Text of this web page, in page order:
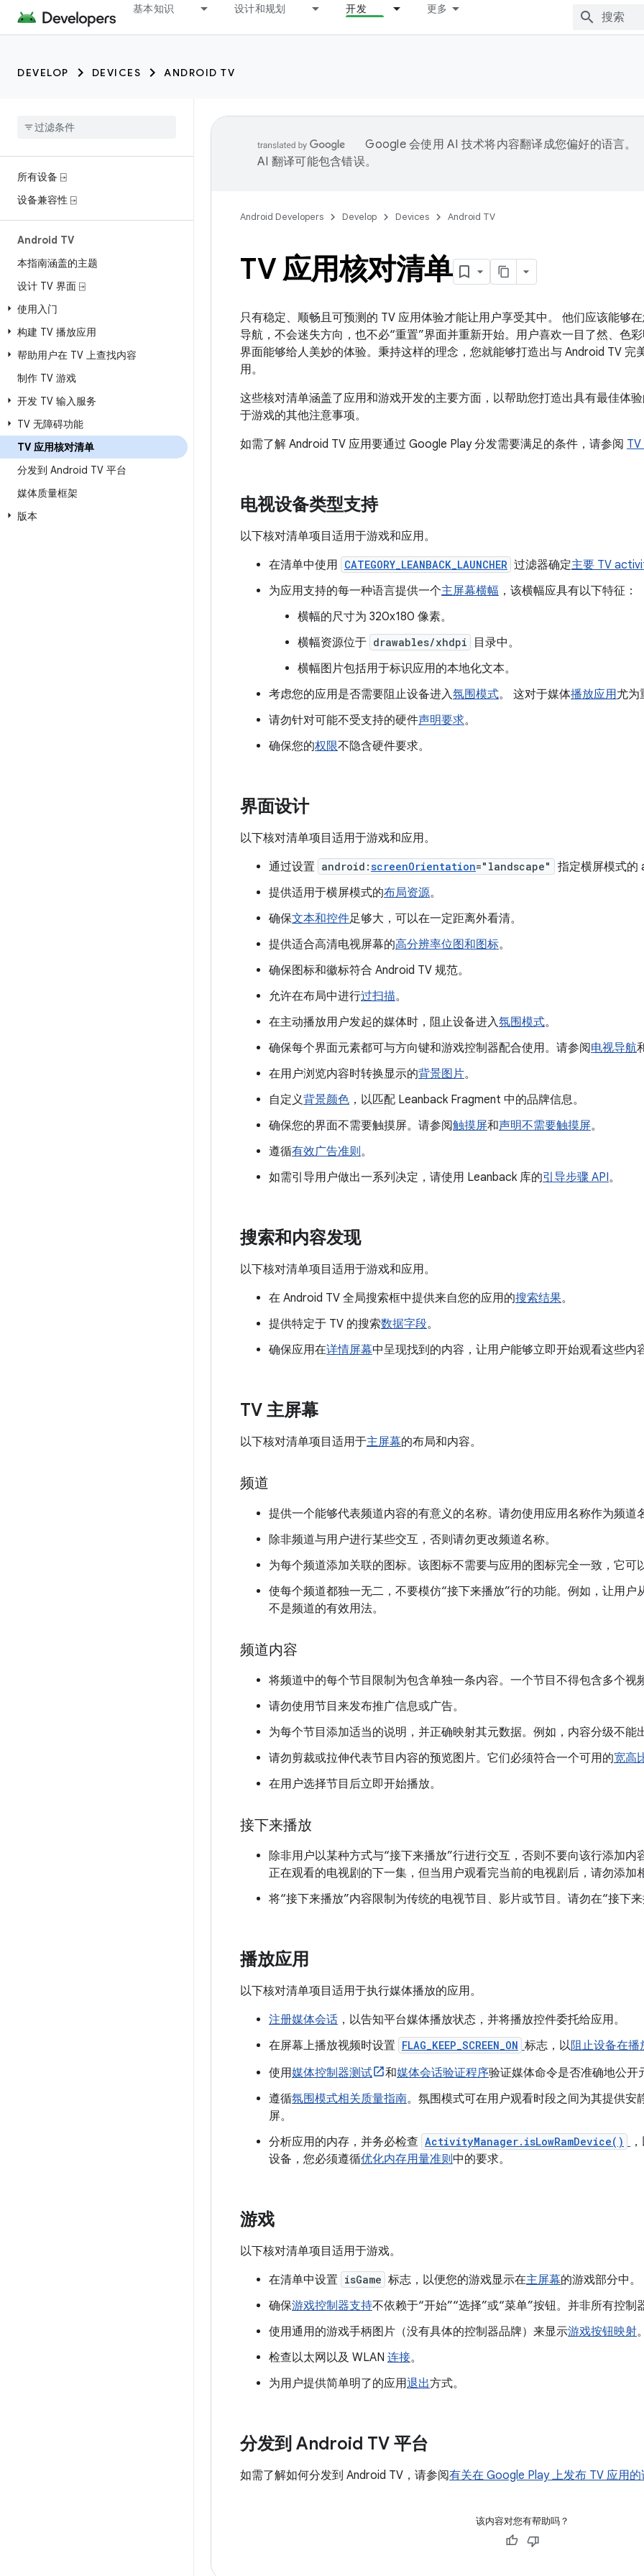
基本知识 设计和规划 开发 更多
DEVELOP DEVICES ANDROID TV
所有设备 ⍈
设备兼容性 ⍈
Android TV
本指南涵盖的主题
设计 TV 界面 ⍈
使用入门
构建 TV 播放应用
帮助用户在 TV 上查找内容
制作 TV 游戏
开发 TV 输入服务
TV 无障碍功能
TV 应用核对清单
分发到 Android TV 平台
媒体质量框架
版本
Google 会使用 AI 技术将内容翻译成您偏好的语言。
AI 翻译可能包含错误。
Android Developers Develop Devices Android TV
TV 应用核对清单
只有稳定、顺畅且可预测的 TV 应用体验才能让用户享受其中。 他们应该能够
导航，不会迷失方向，也不必“重置”界面并重新开始。用户喜欢一目了然、色
界面能够给人美妙的体验。秉持这样的理念，您就能够打造出与 Android TV 完
用。
这些核对清单涵盖了应用和游戏开发的主要方面，以帮助您打造出具有最佳体验
于游戏的其他注意事项。
如需了解 Android TV 应用要通过 Google Play 分发需要满足的条件，请参阅
电视设备类型支持
以下核对清单项目适用于游戏和应用。
在清单中使用 CATEGORY_LEANBACK_LAUNCHER 过滤器确定主要 TV
为应用支持的每一种语言提供一个主屏幕横幅 ，该横幅应具有以下特征：
横幅的尺寸为 320x180 像素。
横幅资源位于 drawables/xhdpi
目录中。
横幅图片包括用于标识应用的本地化文本。
考虑您的应用是否需要阻止设备进入氛围模式。 这对于媒体播放应用尤为
请勿针对可能不受支持的硬件声明要求。
确保您的权限不隐含硬件要求。
界面设计
以下核对清单项目适用于游戏和应用。
通过设置 android:screenOrientation="landscape"
指定横屏模式的
提供适用于横屏模式的布局资源。
确保文本和控件足够大，可以在一定距离外看清。
提供适合高清电视屏幕的高分辨率位图和图标。
确保图标和徽标符合 Android TV 规范。
允许在布局中进行过扫描。
在主动播放用户发起的媒体时，阻止设备进入氛围模式。
确保每个界面元素都可与方向键和游戏控制器配合使用。请参阅电视导航
在用户浏览内容时转换显示的背景图片。
自定义背景颜色 ，以匹配 Leanback Fragment 中的品牌信息。
确保您的界面不需要触摸屏。请参阅触摸屏和声明不需要触摸屏。
遵循有效广告准则。
如需引导用户做出一系列决定，请使用 Leanback 库的引导步骤 API。
搜索和内容发现
以下核对清单项目适用于游戏和应用。
在 Android TV 全局搜索框中提供来自您的应用的搜索结果。
提供特定于 TV 的搜索数据字段。
确保应用在详情屏幕中呈现找到的内容，让用户能够立即开始观看这些内容
TV 主屏幕
以下核对清单项目适用于主屏幕的布局和内容。
频道
提供一个能够代表频道内容的有意义的名称。请勿使用应用名称作为频道
除非频道与用户进行某些交互，否则请勿更改频道名称。
为每个频道添加关联的图标。该图标不需要与应用的图标完全一致，它可
使每个频道都独一无二，不要模仿“接下来播放”行的功能。例如，让用户
不是频道的有效用法。
频道内容
将频道中的每个节目限制为包含单独一条内容。一个节目不得包含多个视
请勿使用节目来发布推广信息或广告。
为每个节目添加适当的说明，并正确映射其元数据。例如，内容分级不能
请勿剪裁或拉伸代表节目内容的预览图片。它们必须符合一个可用的宽高
在用户选择节目后立即开始播放。
接下来播放
除非用户以某种方式与“接下来播放”行进行交互，否则不要向该行添加内
正在观看的电视剧的下一集，但当用户观看完当前的电视剧后，请勿添加
将“接下来播放”内容限制为传统的电视节目、影片或节目。请勿在“接下来
播放应用
以下核对清单项目适用于执行媒体播放的应用。
注册媒体会话 ，以告知平台媒体播放状态，并将播放控件委托给应用。
在屏幕上播放视频时设置 FLAG_KEEP_SCREEN_ON 标志，以阻止设备在
使用媒体控制器测试 和媒体会话验证程序验证媒体命令是否准确地公开
遵循氛围模式相关质量指南。氛围模式可在用户观看时段之间为其提供安
屏。
分析应用的内存，并务必检查 ActivityManager.isLowRamDevice()
设备，您必须遵循优化内存用量准则中的要求。
游戏
以下核对清单项目适用于游戏。
在清单中设置 isGame 标志，以便您的游戏显示在主屏幕的游戏部分中。
确保游戏控制器支持不依赖于“开始”“选择”或“菜单”按钮。并非所有控制
使用通用的游戏手柄图片（没有具体的控制器品牌）来显示游戏按钮映射。
检查以太网以及 WLAN 连接。
为用户提供简单明了的应用退出方式。
分发到 Android TV 平台
如需了解如何分发到 Android TV，请参阅有关在 Google Play 上发布 TV 应用
该内容对您有帮助吗？